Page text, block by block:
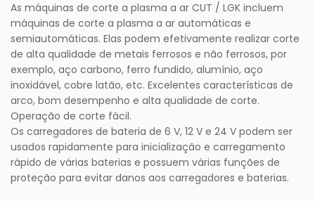
As máquinas de corte a plasma a ar CUT / LGK incluem
máquinas de corte a plasma a ar automáticas e
semiautomáticas. Elas podem efetivamente realizar corte
de alta qualidade de metais ferrosos e não ferrosos, por
exemplo, aço carbono, ferro fundido, alumínio, aço
inoxidável, cobre latão, etc. Excelentes características de
arco, bom desempenho e alta qualidade de corte.
Operação de corte fácil.
Os carregadores de bateria de 6 V, 12 V e 24 V podem ser
usados ​​rapidamente para inicialização e carregamento
rápido de várias baterias e possuem várias funções de
proteção para evitar danos aos carregadores e baterias.